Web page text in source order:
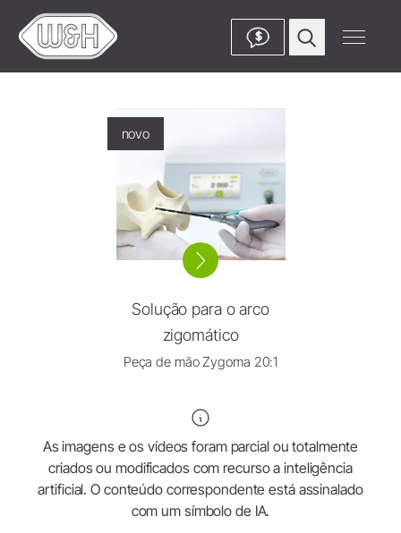
$
novo
Solução para o arco
zigomático
Peça de mão Zygoma 20:1
As imagens e os vídeos foram parcial ou totalmente
criados ou modificados com recurso a inteligência
artificial. O conteúdo correspondente está assinalado
com um símbolo de IA.